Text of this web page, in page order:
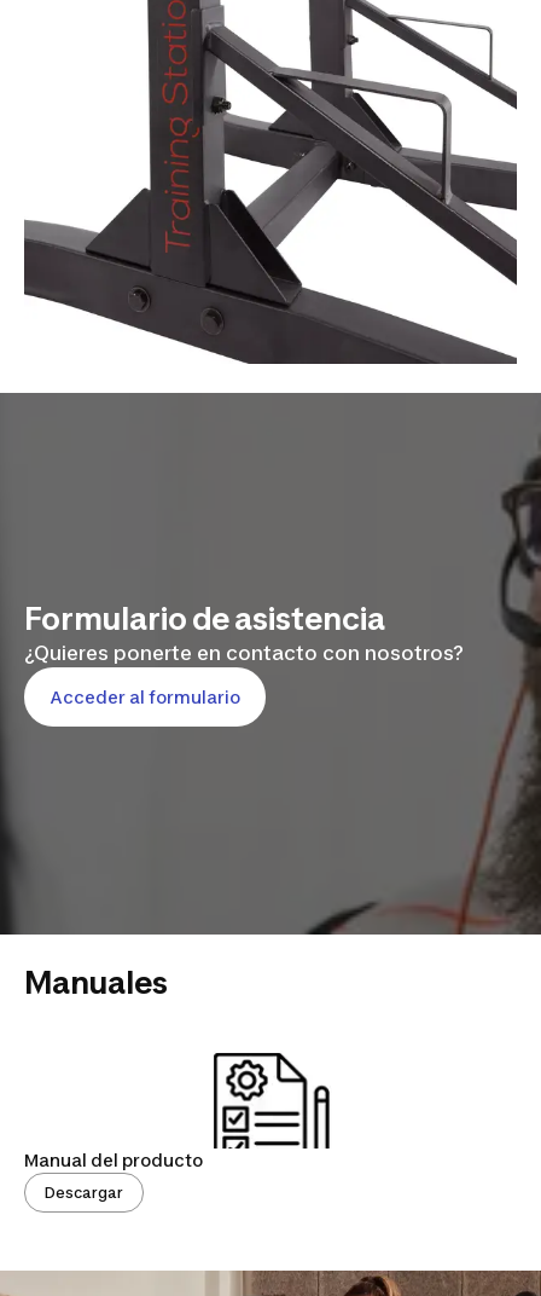
Formulario de asistencia
¿Quieres ponerte en contacto con nosotros?
Acceder al formulario
Manuales
Manual del producto
Descargar